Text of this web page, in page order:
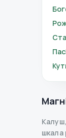
Калуш,
шкала